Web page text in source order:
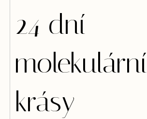
24 dní
molekulární
krásy